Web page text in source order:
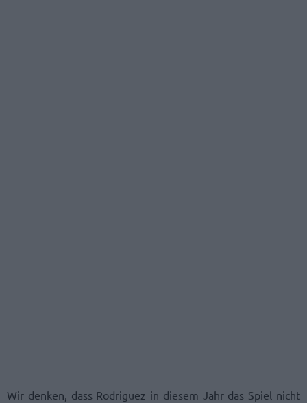
Wir denken, dass Rodriguez in diesem Jahr das Spiel nicht